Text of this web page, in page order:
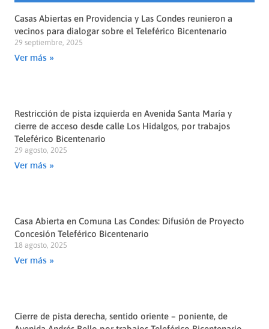
Casas Abiertas en Providencia y Las Condes reunieron a
vecinos para dialogar sobre el Teleférico Bicentenario
29 septiembre, 2025
Ver más »
Restricción de pista izquierda en Avenida Santa María y
cierre de acceso desde calle Los Hidalgos, por trabajos
Teleférico Bicentenario
29 agosto, 2025
Ver más »
Casa Abierta en Comuna Las Condes: Difusión de Proyecto
Concesión Teleférico Bicentenario
18 agosto, 2025
Ver más »
Cierre de pista derecha, sentido oriente – poniente, de